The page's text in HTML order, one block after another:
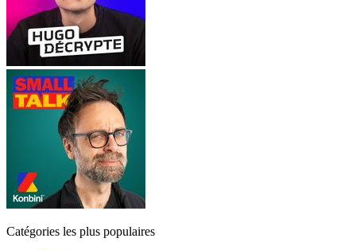
Catégories les plus populaires